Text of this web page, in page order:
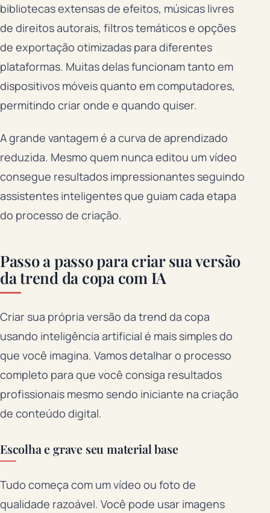
bibliotecas extensas de efeitos, músicas livres
de direitos autorais, filtros temáticos e opções
de exportação otimizadas para diferentes
plataformas. Muitas delas funcionam tanto em
dispositivos móveis quanto em computadores,
permitindo criar onde e quando quiser.
A grande vantagem é a curva de aprendizado
reduzida. Mesmo quem nunca editou um vídeo
consegue resultados impressionantes seguindo
assistentes inteligentes que guiam cada etapa
do processo de criação.
Passo a passo para criar sua versão
da trend da copa com IA
Criar sua própria versão da trend da copa
usando inteligência artificial é mais simples do
que você imagina. Vamos detalhar o processo
completo para que você consiga resultados
profissionais mesmo sendo iniciante na criação
de conteúdo digital.
Escolha e grave seu material base
Tudo começa com um vídeo ou foto de
qualidade razoável. Você pode usar imagens